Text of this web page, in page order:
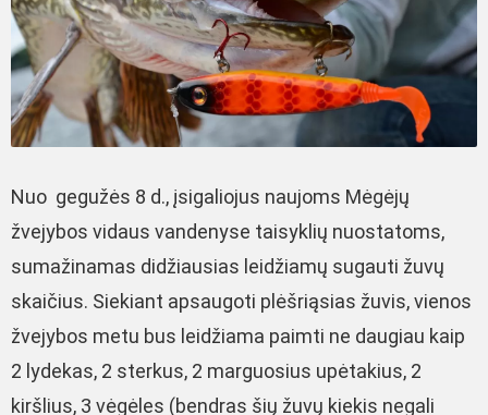
Nuo gegužės 8 d., įsigaliojus naujoms Mėgėjų
žvejybos vidaus vandenyse taisyklių nuostatoms,
sumažinamas didžiausias leidžiamų sugauti žuvų
skaičius. Siekiant apsaugoti plėšriąsias žuvis, vienos
žvejybos metu bus leidžiama paimti ne daugiau kaip
2 lydekas, 2 sterkus, 2 marguosius upėtakius, 2
kiršlius, 3 vėgėles (bendras šių žuvų kiekis negali